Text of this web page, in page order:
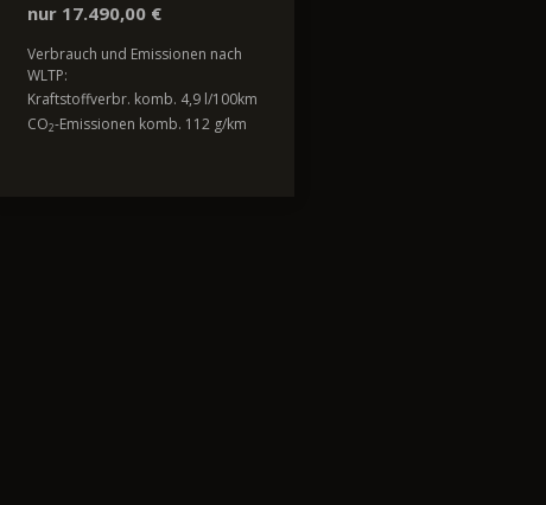
nur 17.490,00 €
Verbrauch und Emissionen nach
WLTP:
Kraftstoffverbr. komb. 4,9 l/100km
CO2-Emissionen komb. 112 g/km